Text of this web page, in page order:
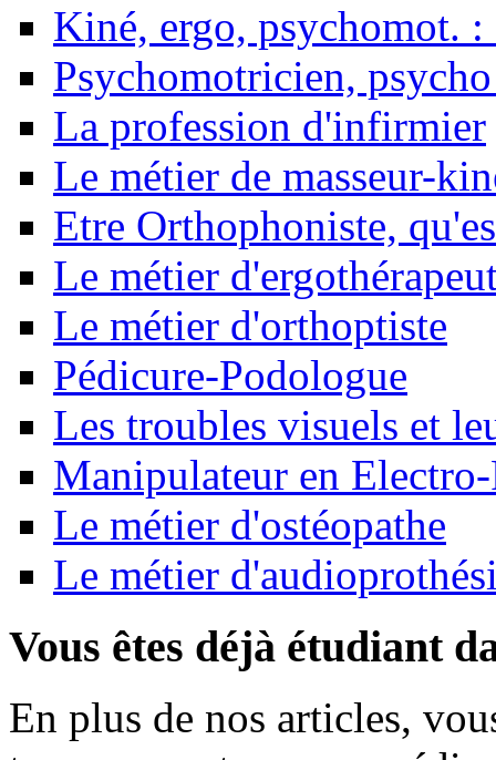
Kiné, ergo, psychomot. :
Psychomotricien,
La profession d'infirmier
Le métier de masseur-
Etre Orthophoniste,
Le métier
Le métier d'orthoptiste
Pédicure-Podologue
Les troubles visuels et
Manipulateur en
Le métier d'ostéopathe
Le métier
Vous êtes déjà étudiant
En plus de nos articles,